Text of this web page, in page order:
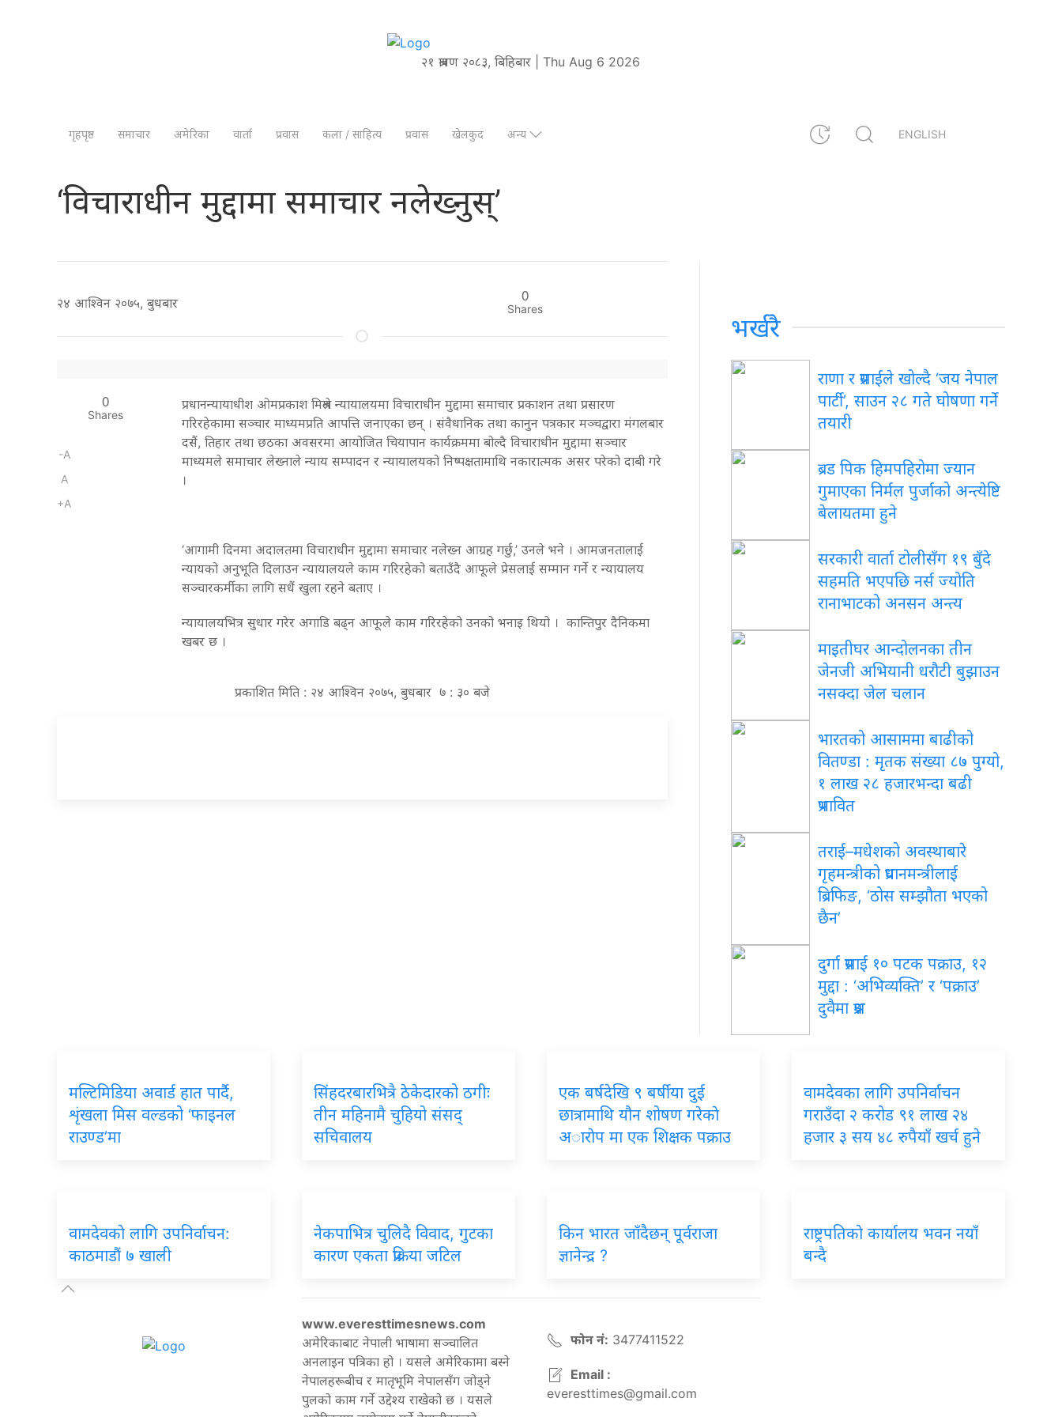
२१ श्रावण २०८३, बिहिबार | Thu Aug 6 2026
गृहपृष्ठ समाचार अमेरिका वार्ता प्रवास कला / साहित्य प्रवास खेलकुद अन्य ENGLISH
‘विचाराधीन मुद्दामा समाचार नलेख्नुस्’
२४ आश्विन २०७५, बुधबार 0
Shares
0
Shares
-A
A
+A
प्रधानन्यायाधीश ओमप्रकाश मिश्रले न्यायालयमा विचाराधीन मुद्दामा समाचार प्रकाशन तथा प्रसारण
गरिरहेकामा सञ्चार माध्यमप्रति आपत्ति जनाएका छन् । संवैधानिक तथा कानुन पत्रकार मञ्चद्वारा मंगलबार
दसैं, तिहार तथा छठका अवसरमा आयोजित चियापान कार्यक्रममा बोल्दै विचाराधीन मुद्दामा सञ्चार
माध्यमले समाचार लेख्नाले न्याय सम्पादन र न्यायालयको निष्पक्षतामाथि नकारात्मक असर परेको दाबी गरे
।
‘आगामी दिनमा अदालतमा विचाराधीन मुद्दामा समाचार नलेख्न आग्रह गर्छु,’ उनले भने । आमजनतालाई
न्यायको अनुभूति दिलाउन न्यायालयले काम गरिरहेको बताउँदै आफूले प्रेसलाई सम्मान गर्ने र न्यायालय
सञ्चारकर्मीका लागि सधैं खुला रहने बताए ।
न्यायालयभित्र सुधार गरेर अगाडि बढ्न आफूले काम गरिरहेको उनको भनाइ थियो । कान्तिपुर दैनिकमा
खबर छ ।
प्रकाशित मिति : २४ आश्विन २०७५, बुधबार ७ : ३० बजे
भर्खरै
राणा र प्रसाईंले खोल्दै ‘जय नेपाल
पार्टी’, साउन २८ गते घोषणा गर्ने
तयारी
ब्रड पिक हिमपहिरोमा ज्यान
गुमाएका निर्मल पुर्जाको अन्त्येष्टि
बेलायतमा हुने
सरकारी वार्ता टोलीसँग १९ बुँदे
सहमति भएपछि नर्स ज्योति
रानाभाटको अनसन अन्त्य
माइतीघर आन्दोलनका तीन
जेनजी अभियानी धरौटी बुझाउन
नसक्दा जेल चलान
भारतको आसाममा बाढीको
वितण्डा : मृतक संख्या ८७ पुग्यो,
१ लाख २८ हजारभन्दा बढी
प्रभावित
तराई–मधेशको अवस्थाबारे
गृहमन्त्रीको प्रधानमन्त्रीलाई
ब्रिफिङ, ‘ठोस सम्झौता भएको
छैन’
दुर्गा प्रसाईं १० पटक पक्राउ, १२
मुद्दा : ‘अभिव्यक्ति’ र ‘पक्राउ’
दुवैमा प्रश्न
मल्टिमिडिया अवार्ड हात पार्दै,
शृंखला मिस वल्डको ‘फाइनल
राउण्ड’मा
सिंहदरबारभित्रै ठेकेदारको ठगीः
तीन महिनामै चुहियो संसद्
सचिवालय
एक बर्षदेखि ९ बर्षीया दुई
छात्रामाथि यौन शोषण गरेकाे
अाराेप मा एक शिक्षक पक्राउ
वामदेवका लागि उपनिर्वाचन
गराउँदा २ करोड ९१ लाख २४
हजार ३ सय ४८ रुपैयाँ खर्च हुने
वामदेवकाे लागि उपनिर्वाचन:
काठमाडौं ७ खाली
नेकपाभित्र चुलिदै विवाद, गुटका
कारण एकता प्रक्रिया जटिल
किन भारत जाँदैछन् पूर्वराजा
ज्ञानेन्द्र ?
राष्ट्रपतिकाे कार्यालय भवन नयाँ
बन्दै
www.everesttimesnews.com
अमेरिकाबाट नेपाली भाषामा सञ्चालित
अनलाइन पत्रिका हो । यसले अमेरिकामा बस्ने
नेपालहरूबीच र मातृभूमि नेपालसँग जोड्ने
पुलको काम गर्ने उद्देश्य राखेको छ । यसले
फोन नं: 3477411522
Email :
everesttimes@gmail.com